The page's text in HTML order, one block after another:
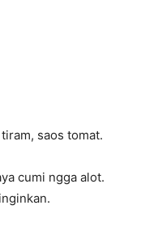
saos tomat.
cumi ngga alot.